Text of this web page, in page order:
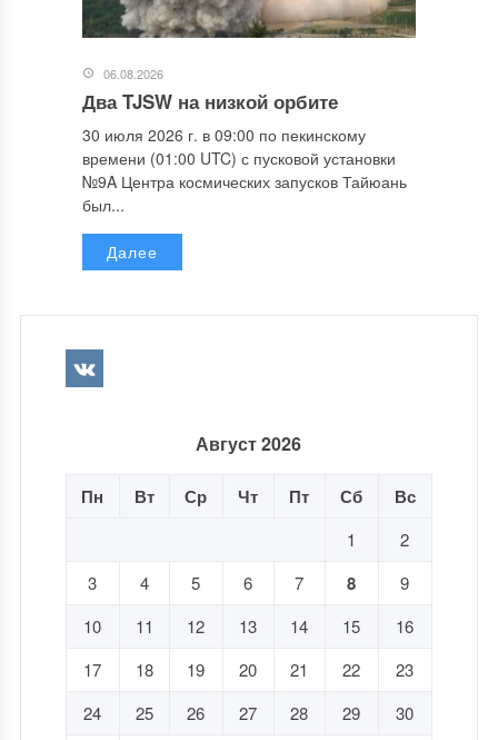
06.08.2026
Два TJSW на низкой орбите
30 июля 2026 г. в 09:00 по пекинскому
времени (01:00 UTC) с пусковой установки
№9A Центра космических запусков Тайюань
был...
Далее
Август 2026
Пн Вт Ср Чт Пт Сб Вс
1
2
3
4 5 6 7 8
9
10
11 12 13 14 15
16
17
18 19 20 21 22
23
24
25 26 27 28 29
30